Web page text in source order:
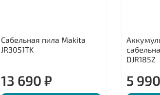
Сабельная пила Makita
JR3051TK
13 690 ₽
DJR185Z
5